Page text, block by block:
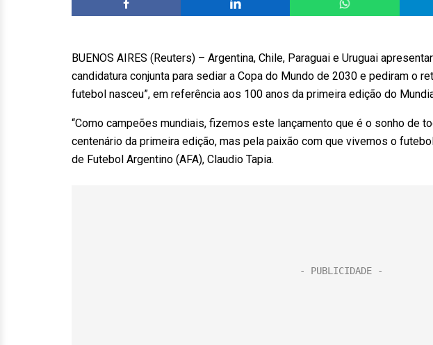
BUENOS AIRES (Reuters) – Argentina, Chile, Paraguai e Uruguai
candidatura conjunta para sediar a Copa do Mundo de 2030 e pediram o
futebol nasceu”, em referência aos 100 anos da primeira edição do
“Como campeões mundiais, fizemos este lançamento que é o sonho de
centenário da primeira edição, mas pela paixão com que vivemos o
de Futebol Argentino (AFA), Claudio Tapia.